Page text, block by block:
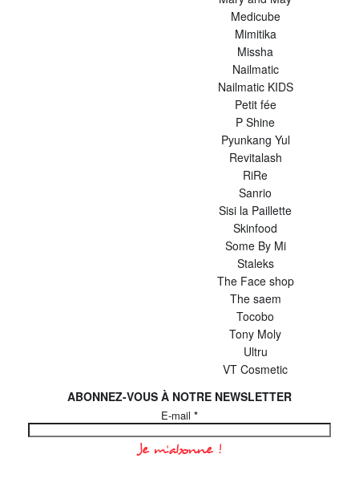
Medicube
Mimitika
Missha
Nailmatic
Nailmatic KIDS
Petit fée
P Shine
Pyunkang Yul
Revitalash
RiRe
Sanrio
Sisi la Paillette
Skinfood
Some By Mi
Staleks
The Face shop
The saem
Tocobo
Tony Moly
Ultru
VT Cosmetic
ABONNEZ-VOUS À NOTRE NEWSLETTER
E-mail *